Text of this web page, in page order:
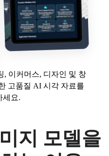
프롬프트 복사
프롬프트 복사
, 이커머스, 디자인 및 창
고품질 AI 시각 자료를
세요.
지 모델을